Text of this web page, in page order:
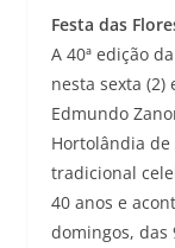
Festa das
A 40ª edição
nesta sexta (2)
Edmundo
Hortolândia
tradicional
40 anos e
domingos, das